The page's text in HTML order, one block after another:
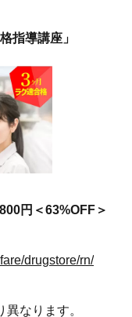
指導講座」
円＜63%OFF＞
drugstore/rn/
なります。